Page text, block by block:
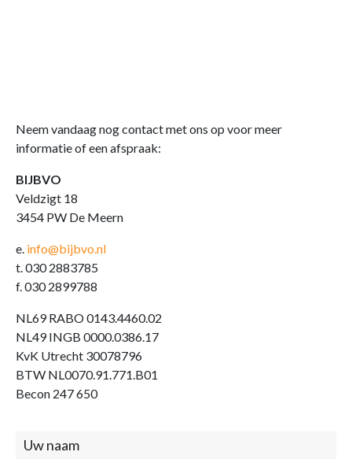
Neem vandaag nog contact met ons op voor meer
informatie of een afspraak:
BIJBVO
Veldzigt 18
3454 PW De Meern
e. info@bijbvo.nl
t. 030 2883785
f. 030 2899788
NL69 RABO 0143.4460.02
NL49 INGB 0000.0386.17
KvK Utrecht 30078796
BTW NL0070.91.771.B01
Becon 247 650
Contact